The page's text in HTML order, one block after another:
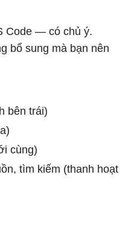
Code — có chủ ý.
bổ sung mà bạn nên
bên trái)
cùng)
tìm kiếm (thanh hoạt